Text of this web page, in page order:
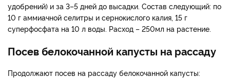
удобрений) и за 3–5 дней до высадки. Состав следующий: по
10 г аммиачной селитры и сернокислого калия, 15 г
суперфосфата на 10 л воды. Расход – 250мл на растение.
Посев белокочанной капусты на рассаду
Продолжают посев на рассаду белокочанной капусты: